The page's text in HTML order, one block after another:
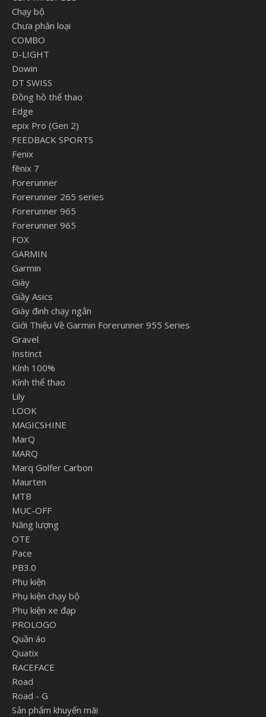
Chạy bộ
Chưa phân loại
COMBO
D-LIGHT
Dowin
DT SWISS
Đồng hồ thể thao
Edge
epix Pro (Gen 2)
FEEDBACK SPORTS
Fenix
fēnix 7
Forerunner
Forerunner 265 series
Forerunner 965
Forerunner 965
FOX
GARMIN
Garmin
Giày
Giầy Asics
Giày đinh chạy ngắn
Giới Thiệu Về Garmin Forerunner 955 Series
Gravel
Instinct
Kính 100%
Kính thể thao
Lily
LOOK
MAGICSHINE
MarQ
MARQ
Marq Golfer Carbon
Maurten
MTB
MUC-OFF
Năng lượng
OTE
Pace
PB3.0
Phụ kiện
Phụ kiện chạy bộ
Phụ kiện xe đạp
PROLOGO
Quần áo
Quatix
RACEFACE
Road
Road - G
Sản phẩm khuyến mãi